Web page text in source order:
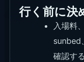
行く前に決
入場料
sunbed
確認する